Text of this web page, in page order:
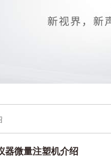
器微量注塑机介绍